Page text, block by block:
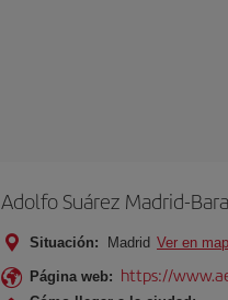
Adolfo Suárez Madrid-
Situación: Madrid Ver en
Página web: https://